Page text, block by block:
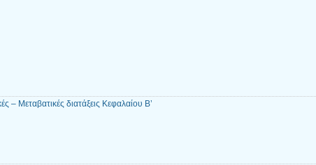
– Μεταβατικές διατάξεις Κεφαλαίου Β’